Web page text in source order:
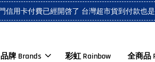
信用卡付費已經開啓了 台灣超市貨到付款也
品牌 Brands 彩虹 Rainbow 全商品